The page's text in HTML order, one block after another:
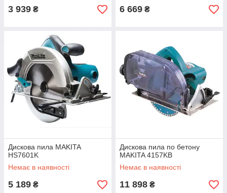
3 939 ₴ 6 669 ₴
Дискова пила MAKITA
HS7601K
Немає в наявності
5 189 ₴
Дискова пила по бетону
MAKITA 4157KB
Немає в наявності
11 898 ₴